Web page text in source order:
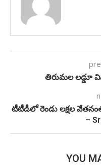
తిరుమల
టీటీడీలో రెండు లక్షల
–
YOU